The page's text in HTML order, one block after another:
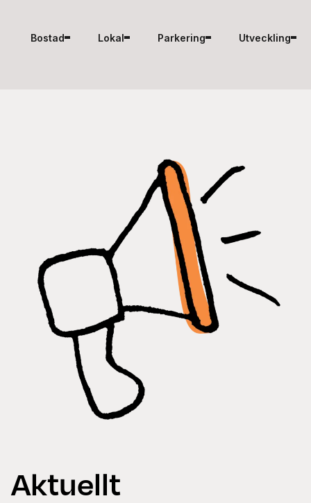
Bostad Lokal Parkering Utveckling
Aktuellt